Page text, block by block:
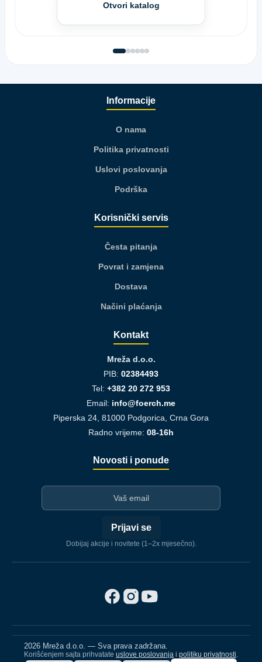
Otvori katalog
Informacije
O nama
Politika privatnosti
Uslovi poslovanja
Podrška
Korisnički servis
Česta pitanja
Povrat i zamjena
Dostava
Načini plaćanja
Kontakt
Mreža d.o.o.
PIB: 02384493
Tel: +382 20 272 953
Email: info@foerch.me
Piperska 24, 81000 Podgorica, Crna Gora
Radno vrijeme: 08-16h
Novosti i ponude
Prijavi se
Dobijaj akcije i novitete (1–2x mjesečno).
2026 Mreža d.o.o. — Sva prava zadržana.
Korišćenjem sajta prihvatate uslove poslovanja i politiku privatnosti.